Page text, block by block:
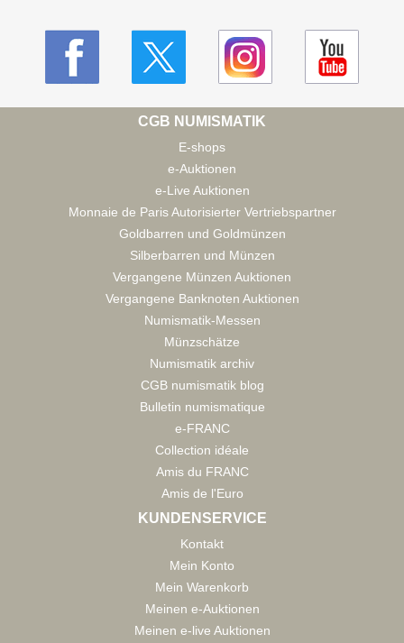
CGB NUMISMATIK
E-shops
e-Auktionen
e-Live Auktionen
Monnaie de Paris Autorisierter Vertriebspartner
Goldbarren und Goldmünzen
Silberbarren und Münzen
Vergangene Münzen Auktionen
Vergangene Banknoten Auktionen
Numismatik-Messen
Münzschätze
Numismatik archiv
CGB numismatik blog
Bulletin numismatique
e-FRANC
Collection idéale
Amis du FRANC
Amis de l'Euro
KUNDENSERVICE
Kontakt
Mein Konto
Mein Warenkorb
Meinen e-Auktionen
Meinen e-live Auktionen